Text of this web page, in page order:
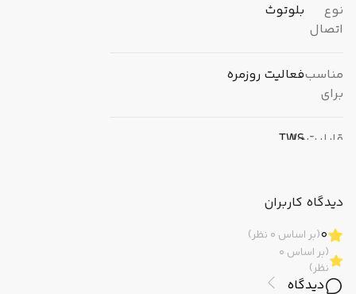
نوع
اتصال
بلوتوث
مناسب
برای
فعالیت روزمره
قابلیت‌هاTWS
موسیقی
قابلیت‌های
تماس
پاسخ/ قطع تماس (یک بار لمس)
دیدگاه کاربران
0(بر اساس 0 نظر)
(بر اساس 0
نظر)
دیدگاه